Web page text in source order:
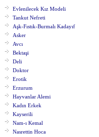
Evlenilecek Kız Modeli
Tankut Nefreti
Aşk-Fıstık-Burmalı Kadayıf
Asker
Avcı
Bektaşi
Deli
Doktor
Erotik
Erzurum
Hayvanlar Alemi
Kadın Erkek
Kayserili
Nam-ı Kemal
Nasrettin Hoca